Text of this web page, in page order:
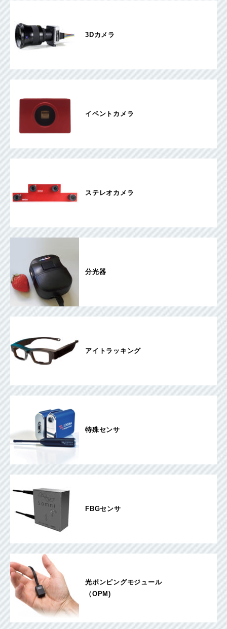
3Dカメラ
イベントカメラ
ステレオカメラ
分光器
アイトラッキング
特殊センサ
FBGセンサ
光ポンピングモジュール
（OPM)